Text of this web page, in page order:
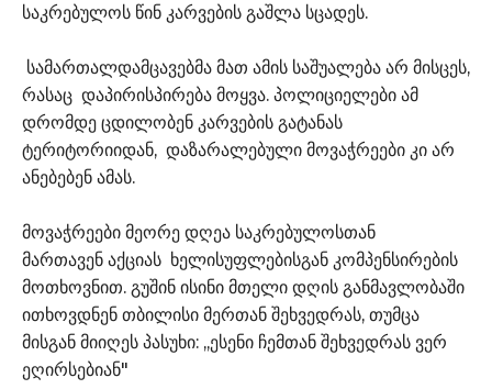
საკრებულოს წინ კარვების გაშლა სცადეს.
სამართალდამცავებმა მათ ამის საშუალება არ მისცეს,
რასაც დაპირისპირება მოყვა. პოლიციელები ამ
დრომდე ცდილობენ კარვების გატანას
ტერიტორიიდან, დაზარალებული მოვაჭრეები კი არ
ანებებენ ამას.
მოვაჭრეები მეორე დღეა საკრებულოსთან
მართავენ აქციას ხელისუფლებისგან კომპენსირების
მოთხოვნით. გუშინ ისინი მთელი დღის განმავლობაში
ითხოვდნენ თბილისი მერთან შეხვედრას, თუმცა
მისგან მიიღეს პასუხი: ,,ესენი ჩემთან შეხვედრას ვერ
ეღირსებიან"